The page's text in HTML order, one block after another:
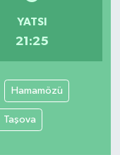
YATSI
21:25
Hamamözü
Taşova